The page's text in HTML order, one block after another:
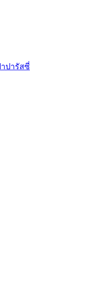
ปารัสซี่